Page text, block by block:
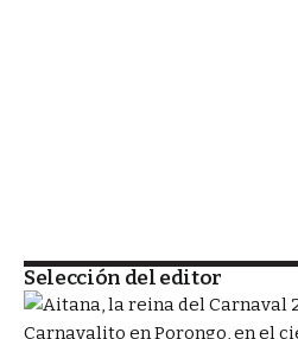
Selección del editor